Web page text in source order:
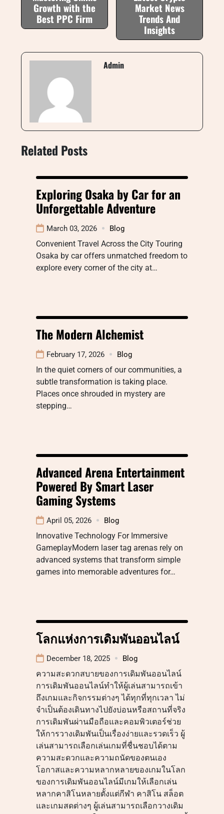
Growth with the
Best PPC Firm
Market News
Trends And
Insights
Admin
Related Posts
Exploring Osaka by Car for an
Unforgettable Adventure
March 03, 2026 Blog
Convenient Travel Across the City Touring
Osaka by car offers unmatched freedom to
explore every corner of the city at…
The Modern Alchemist
February 17, 2026 Blog
In the quiet corners of our communities, a
subtle transformation is taking place.
Places once shrouded in mystery are
stepping…
Advanced Arena Entertainment
Powered By Smart Laser
Gaming Systems
April 05, 2026 Blog
Innovative Technology For Immersive
GameplayModern laser tag arenas rely on
advanced systems that transform simple
games into memorable adventures for…
โลกแห่งการเดิมพันออนไลน์
December 18, 2025 Blog
ความสะดวกสบายของการเดิมพันออนไลน์
การเดิมพันออนไลน์ทำให้ผู้เล่นสามารถเข้า
ถึงเกมและกิจกรรมต่างๆ ได้ทุกที่ทุกเวลา ไม่
จำเป็นต้องเดินทางไปยังบ่อนหรือสถานที่จริง
การเดิมพันผ่านมือถือและคอมพิวเตอร์ช่วย
ให้การวางเดิมพันเป็นเรื่องง่ายและรวดเร็ว ผู้
เล่นสามารถเลือกเล่นเกมที่ชื่นชอบได้ตาม
ความสะดวกและความถนัดของตนเอง
โอกาสและความหลากหลายของเกมในโลก
ของการเดิมพันออนไลน์มีเกมให้เลือกเล่น
หลากคาสิโนหลายตั้งแต่กีฬา คาสิโน สล็อต
และเกมสดต่างๆ ผู้เล่นสามารถเลือกวางเดิม